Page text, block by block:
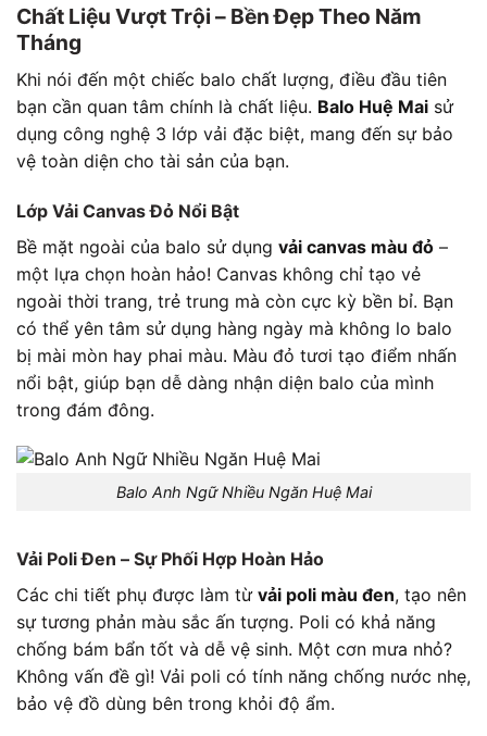
Chất Liệu Vượt Trội – Bền Đẹp Theo Năm
Tháng
Khi nói đến một chiếc balo chất lượng, điều đầu tiên
bạn cần quan tâm chính là chất liệu. Balo Huệ Mai sử
dụng công nghệ 3 lớp vải đặc biệt, mang đến sự bảo
vệ toàn diện cho tài sản của bạn.
Lớp Vải Canvas Đỏ Nổi Bật
Bề mặt ngoài của balo sử dụng vải canvas màu đỏ –
một lựa chọn hoàn hảo! Canvas không chỉ tạo vẻ
ngoài thời trang, trẻ trung mà còn cực kỳ bền bỉ. Bạn
có thể yên tâm sử dụng hàng ngày mà không lo balo
bị mài mòn hay phai màu. Màu đỏ tươi tạo điểm nhấn
nổi bật, giúp bạn dễ dàng nhận diện balo của mình
trong đám đông.
Balo Anh Ngữ Nhiều Ngăn Huệ Mai
Vải Poli Đen – Sự Phối Hợp Hoàn Hảo
Các chi tiết phụ được làm từ vải poli màu đen, tạo nên
sự tương phản màu sắc ấn tượng. Poli có khả năng
chống bám bẩn tốt và dễ vệ sinh. Một cơn mưa nhỏ?
Không vấn đề gì! Vải poli có tính năng chống nước nhẹ,
bảo vệ đồ dùng bên trong khỏi độ ẩm.